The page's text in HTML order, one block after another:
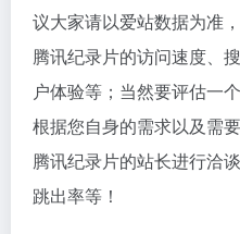
议大家请以爱站数据为准
腾讯纪录片的访问速度、
户体验等；当然要评估一
根据您自身的需求以及需
腾讯纪录片的站长进行洽
跳出率等！